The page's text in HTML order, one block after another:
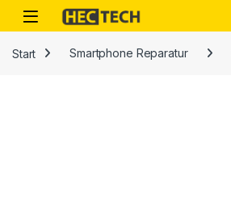
Open
Start Smartphone Reparatur